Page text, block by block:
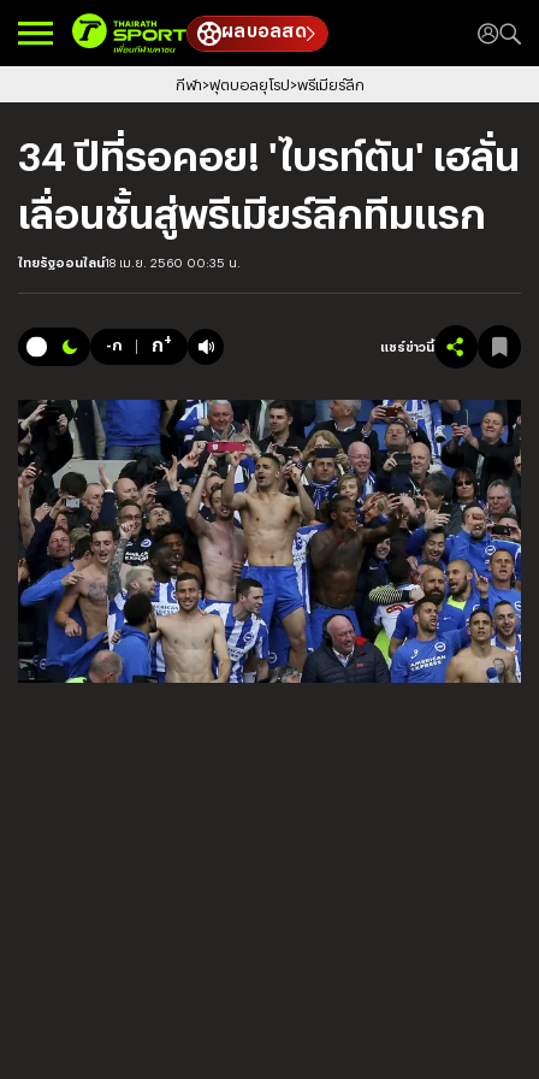
ผลบอลสด
กีฬา ฟุตบอลยุโรป พรีเมียร์ลีก
34 ปีที่รอคอย! 'ไบรท์ตัน' เฮลั่น
เลื่อนชั้นสู่พรีเมียร์ลีกทีมแรก
ไทยรัฐออนไลน์18 เม.ย. 2560 00:35 น.
-ก ก+ แชร์ข่าวนี้